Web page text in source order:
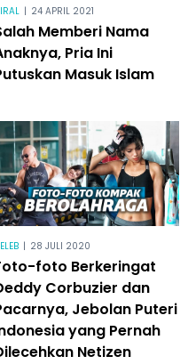
| 24 APRIL 2021
Memberi Nama
Pria Ini
Masuk Islam
| 28 JULI 2020
foto Berkeringat
Corbuzier dan
Jebolan Puteri
yang Pernah
Netizen